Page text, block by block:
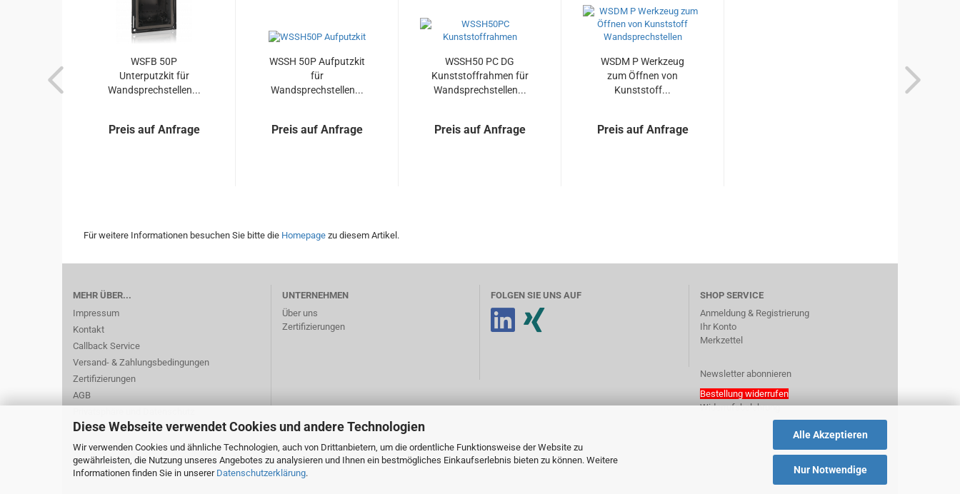
Diese Webseite verwendet Cookies und andere Technologien
Wir verwenden Cookies und ähnliche Technologien, auch von Drittanbietern, um die ordentliche Funktionsweise der Website zu
gewährleisten, die Nutzung unseres Angebotes zu analysieren und Ihnen ein bestmögliches Einkaufserlebnis bieten zu können. Weitere
Informationen finden Sie in unserer Datenschutzerklärung.
Alle Akzeptieren
Nur Notwendige
WSFB 50P
Unterputzkit für
Wandsprechstellen...
Preis auf Anfrage
WSSH 50P Aufputzkit
für
Wandsprechstellen...
Preis auf Anfrage
WSSH50 PC DG
Kunststoffrahmen für
Wandsprechstellen...
Preis auf Anfrage
WSDM P Werkzeug
zum Öffnen von
Kunststoff...
Preis auf Anfrage
Für weitere Informationen besuchen Sie bitte die Homepage zu diesem Artikel.
MEHR ÜBER...
Impressum
Kontakt
Callback Service
Versand- & Zahlungsbedingungen
Zertifizierungen
AGB
Cookie Einstellungen
UNTERNEHMEN
Über uns
Zertifizierungen
FOLGEN SIE UNS AUF
SHOP SERVICE
Anmeldung & Registrierung
Ihr Konto
Merkzettel
Newsletter abonnieren
Bestellung widerrufen
Widerrufsbelehrung